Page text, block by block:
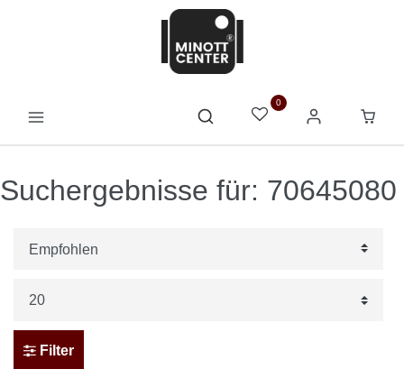
0
Suchergebnisse für: 70645080
Filter